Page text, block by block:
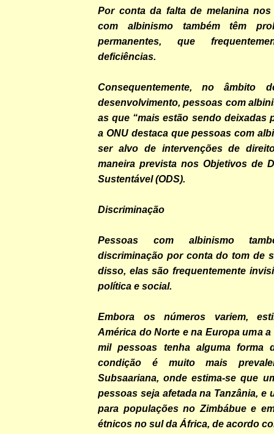
Por conta da falta de melanina
com albinismo também têm
permanentes, que
deficiências.
Consequentemente, no âmbito
desenvolvimento, pessoas com
as que “mais estão sendo deixadas
a ONU destaca que pessoas com
ser alvo de intervenções de
maneira prevista nos Objetivos de
Sustentável (ODS).
Discriminação
Pessoas com albinismo
discriminação por conta do tom de
disso, elas são frequentemente
política e social.
Embora os números variem,
América do Norte e na Europa uma a
mil pessoas tenha alguma forma
condição é muito mais
Subsaariana, onde estima-se que
pessoas seja afetada na Tanzânia, e
para populações no Zimbábue e
étnicos no sul da África, de acordo